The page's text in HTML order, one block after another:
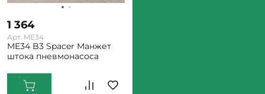
1 364
Арт. ME34
ME34 B3 Spacer Манжет
штока пневмонасоса